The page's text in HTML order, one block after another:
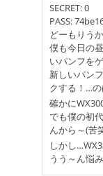
SECRET: 0
PASS:
どーもりうか
僕も今日の
いパンフを
新しいパン
クする！…
確かに
でも僕の初
んから～(苦
しかし
うう～ん悩